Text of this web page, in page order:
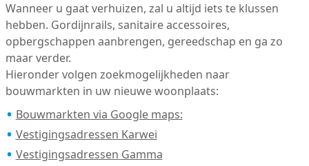
Wanneer u gaat verhuizen, zal u altijd iets te klussen
hebben. Gordijnrails, sanitaire accessoires,
opbergschappen aanbrengen, gereedschap en ga zo
maar verder.
Hieronder volgen zoekmogelijkheden naar
bouwmarkten in uw nieuwe woonplaats:
Bouwmarkten via Google maps:
Vestigingsadressen Karwei
Vestigingsadressen Gamma